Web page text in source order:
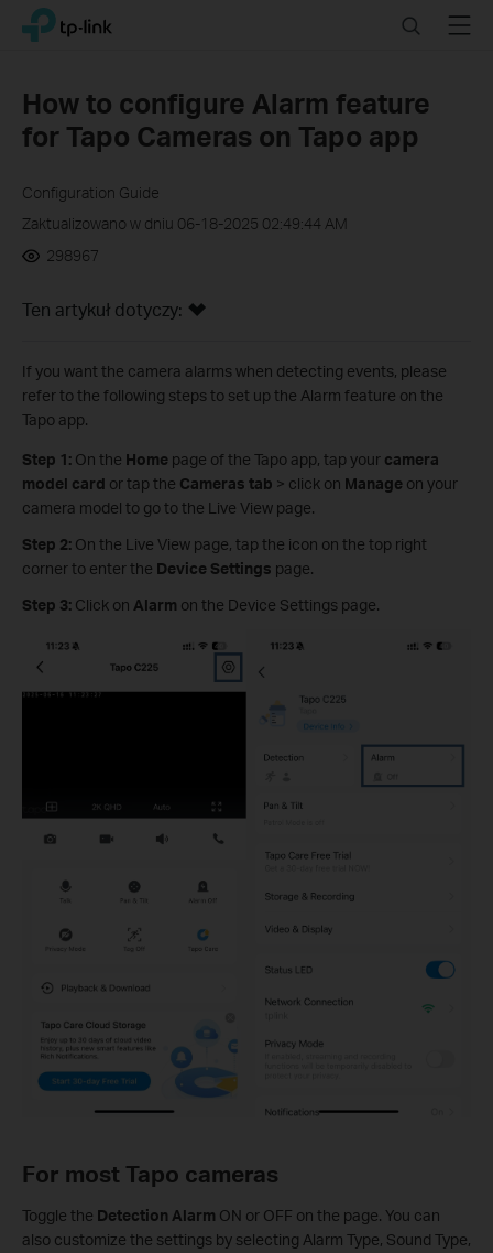
Click
navigation
bar
TP-Link, Reliably Smart SearchMenu
How to configure Alarm feature
for Tapo Cameras on Tapo app
Configuration Guide
Zaktualizowano w dniu 06-18-2025 02:49:44 AM
298967
Ten artykuł dotyczy:
If you want the camera alarms when detecting events, please
refer to the following steps to set up the Alarm feature on the
Tapo app.
Step 1: On the Home page of the Tapo app, tap your camera
model card or tap the Cameras tab > click on Manage on your
camera model to go to the Live View page.
Step 2: On the Live View page, tap the icon on the top right
corner to enter the Device Settings page.
Step 3: Click on Alarm on the Device Settings page.
For most Tapo cameras
Toggle the Detection Alarm ON or OFF on the page. You can
also customize the settings by selecting Alarm Type, Sound Type,